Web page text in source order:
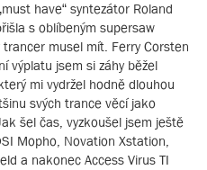
have“ syntezátor Roland
s oblíbeným supersaw
musel mít. Ferry Corsten
výplatu jsem si záhy běžel
mi vydržel hodně dlouhou
svých trance věcí jako
šel čas, vyzkoušel jsem ještě
Mopho, Novation Xstation,
a nakonec Access Virus TI